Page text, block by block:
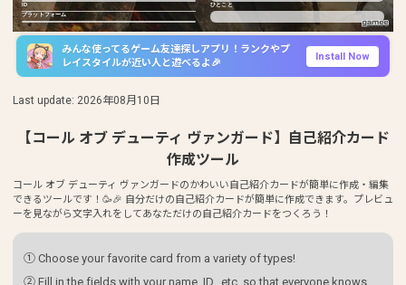
ID
プラットフォーム
ひとこと
みんな使ってるゲーム友達探しアプリ！ランクやプ
レイスタイルが近い人と遊べるよ🎉
Install Now
Last update: 2026年08月10日
【コール オブ デューティ ヴァンガード】自己紹介カード
作成ツール
コール オブ デューティ ヴァンガードのかわいい自己紹介カードが簡単に作成・編集
できるツールです！🥳🎉 自分だけの自己紹介カードが簡単に作成できます。プレビュ
ーを見ながら文字入れをしてあなただけの自己紹介カードをつくろう！
① Choose your favorite card from a variety of types!
② Fill in the fields with your name, ID...etc. so that everyone knows